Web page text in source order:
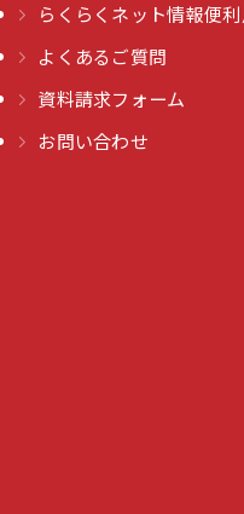
らくらくネット情報便
よくあるご質問
資料請求フォーム
お問い合わせ